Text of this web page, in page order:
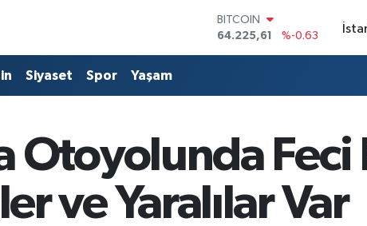
BITCOIN
64.225,61
%-0.63
55,0406
%-0.08
GRAM ALTIN
6510.40
%0.45
13.799
%70
Siyaset Spor Yaşam
Otoyolunda Feci
ve Yaralılar Var